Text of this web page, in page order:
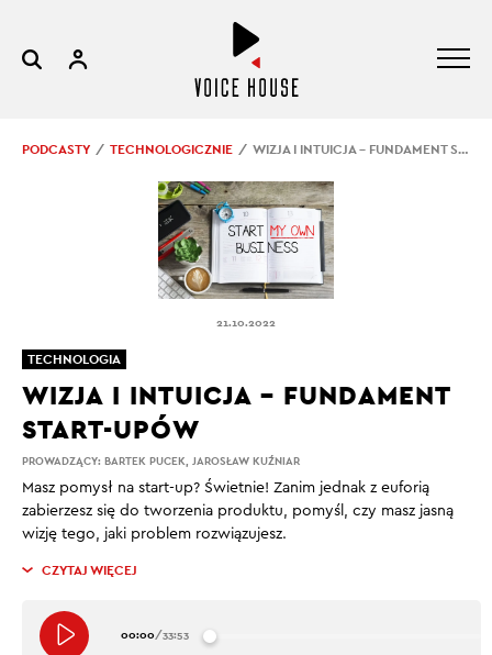
PODCASTY TECHNOLOGICZNIE WIZJA I INTUICJA – FUNDAMENT START-UPÓW
21.10.2022
PROWADZĄCY: BARTEK PUCEK, JAROSŁAW KUŹNIAR
WIZJA I INTUICJA – FUNDAMENT
START-UPÓW
Masz pomysł na start-up? Świetnie! Zanim jednak z euforią
zabierzesz się do tworzenia produktu, pomyśl, czy masz jasną
wizję tego, jaki problem rozwiązujesz.
CZYTAJ WIĘCEJ
00:00/33:53
TECHNOLOGIA